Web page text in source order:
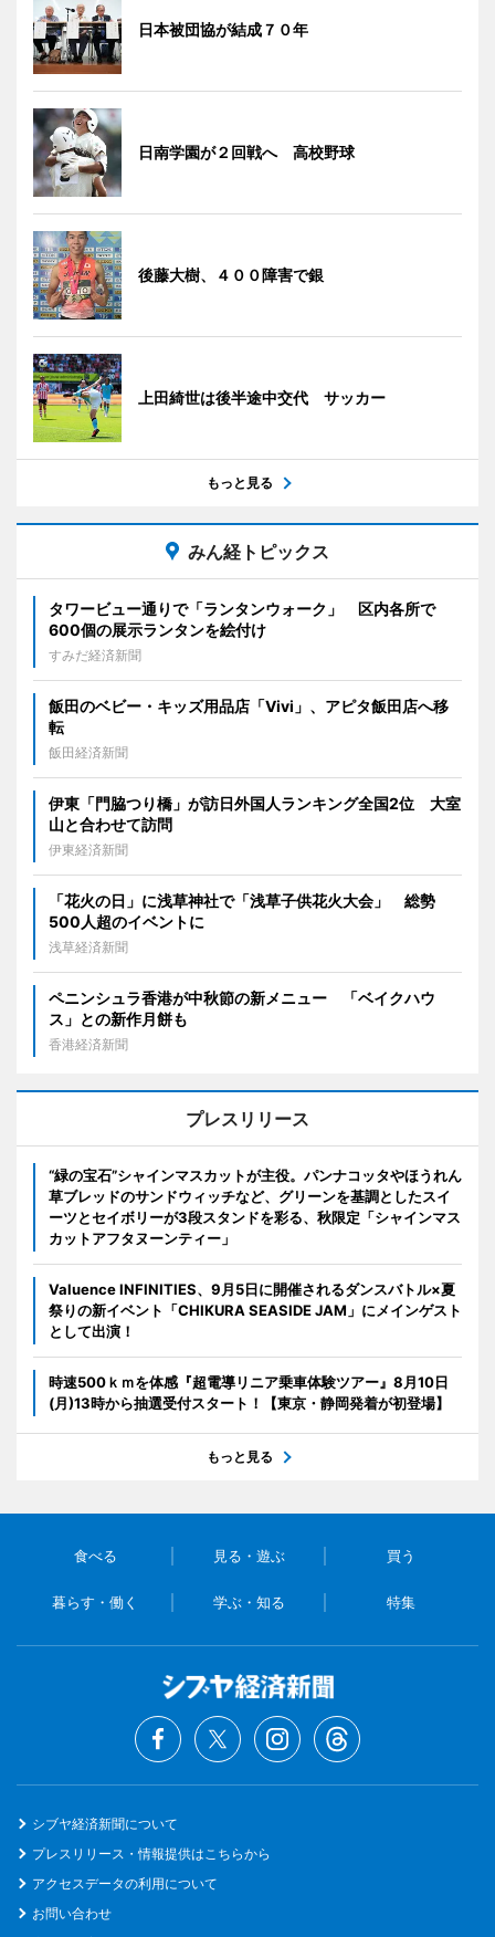
日本被団協が結成７０年
日南学園が２回戦へ 高校野球
後藤大樹、４００障害で銀
上田綺世は後半途中交代 サッカー
もっと見る
みん経トピックス
タワービュー通りで「ランタンウォーク」 区内各所で
600個の展示ランタンを絵付け
すみだ経済新聞
飯田のベビー・キッズ用品店「Vivi」、アピタ飯田店へ移
転
飯田経済新聞
伊東「門脇つり橋」が訪日外国人ランキング全国2位 大室
山と合わせて訪問
伊東経済新聞
「花火の日」に浅草神社で「浅草子供花火大会」 総勢
500人超のイベントに
浅草経済新聞
ペニンシュラ香港が中秋節の新メニュー 「ベイクハウ
ス」との新作月餅も
香港経済新聞
プレスリリース
“緑の宝石”シャインマスカットが主役。パンナコッタやほうれん
草ブレッドのサンドウィッチなど、グリーンを基調としたスイ
ーツとセイボリーが3段スタンドを彩る、秋限定「シャインマス
カットアフタヌーンティー」
Valuence INFINITIES、9月5日に開催されるダンスバトル×夏
祭りの新イベント「CHIKURA SEASIDE JAM」にメインゲスト
として出演！
時速500ｋｍを体感『超電導リニア乗車体験ツアー』8月10日
(月)13時から抽選受付スタート！【東京・静岡発着が初登場】
もっと見る
食べる 見る・遊ぶ 買う
暮らす・働く 学ぶ・知る 特集
シブヤ経済新聞について
プレスリリース・情報提供はこちらから
アクセスデータの利用について
お問い合わせ